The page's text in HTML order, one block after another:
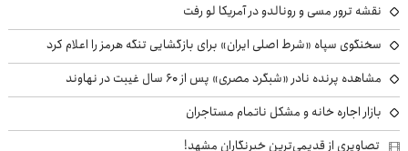
نقشه ترور مسی و رونالدو در آمریکا لو رفت
سخنگوی سپاه «شرط اصلی ایران» برای بازگشایی تنگه هرمز را اعلام کرد
مشاهده پرنده نادر «شبگرد مصری» پس از ۶۰ سال غیبت در نهاوند
بازار اجاره خانه و مشکل ناتمام مستاجران
تصاویری از قدیمی‌ترین خبرنگاران مشهد!